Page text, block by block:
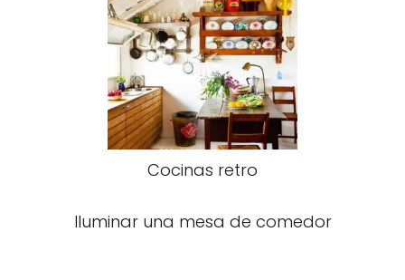
Cocinas retro
Iluminar una mesa de comedor